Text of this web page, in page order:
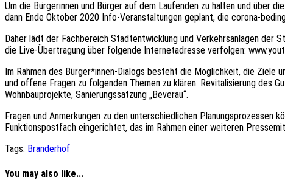
Um die Bürgerinnen und Bürger auf dem Laufenden zu halten und über
dann Ende Oktober 2020 Info-Veranstaltungen geplant, die corona-
Daher lädt der Fachbereich Stadtentwicklung und Verkehrsanlagen der
die Live-Übertragung über folgende Internetadresse verfolgen:
Im Rahmen des Bürger*innen-Dialogs besteht die Möglichkeit, die Ziele
und offene Fragen zu folgenden Themen zu klären: Revitalisierung des
Wohnbauprojekte, Sanierungssatzung „Beverau“.
Fragen und Anmerkungen zu den unterschiedlichen
Funktionspostfach eingerichtet, das im Rahmen einer weiteren
Tags: Branderhof
You may also like...